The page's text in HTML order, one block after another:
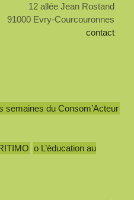
12 allée Jean Rostand
91000 Evry-Courcouronnes
contact
semaines du Consom’Acteur
o L’éducation au